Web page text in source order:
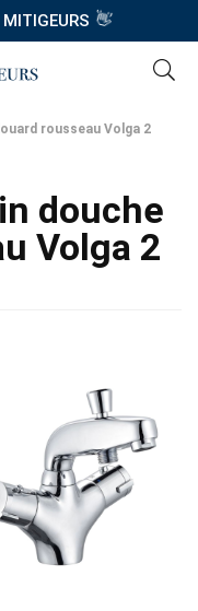
👋
rousseau Volga 2
douche
Volga 2